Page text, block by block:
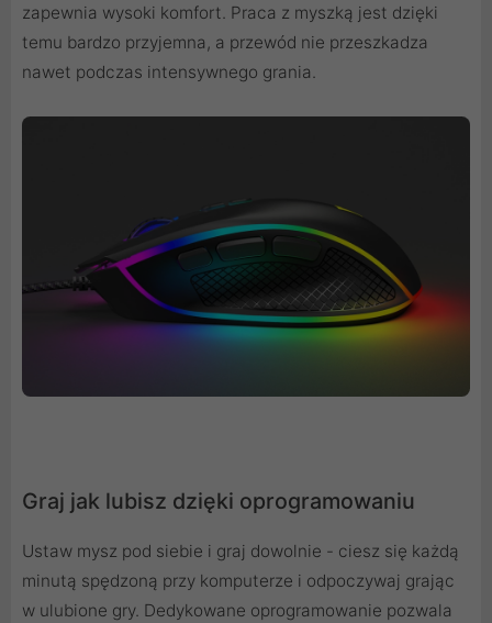
zapewnia wysoki komfort. Praca z myszką jest dzięki
temu bardzo przyjemna, a przewód nie przeszkadza
nawet podczas intensywnego grania.
Graj jak lubisz dzięki oprogramowaniu
Ustaw mysz pod siebie i graj dowolnie - ciesz się każdą
minutą spędzoną przy komputerze i odpoczywaj grając
w ulubione gry. Dedykowane oprogramowanie pozwala